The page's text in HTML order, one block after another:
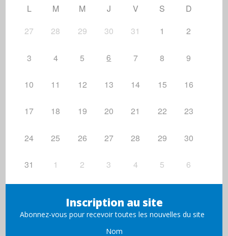
L M M J V S
D
27
28 29 30 31 1 2
3 4 5 6 7 8 9
10 11 12 13 14 15 16
17 18 19 20 21 22 23
24 25 26 27 28 29 30
31 1 2 3 4 5 6
Inscription au site
Abonnez-vous pour recevoir toutes les nouvelles du site
Nom